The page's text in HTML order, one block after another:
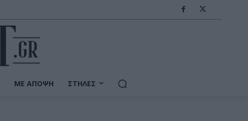
ΜΕ ΆΠΟΨΗ ΣΤΉΛΕΣ